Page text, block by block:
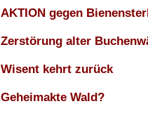
AKTION gegen
Zerstörung alter
Wisent kehrt zurück
Geheimakte Wald?